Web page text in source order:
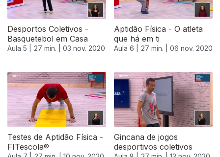
Desportos Coletivos -
Basquetebol em Casa
Aula 5 | 27 min. | 03 nov. 2020
Aptidão Física - O atleta
que há em ti
Aula 6 | 27 min. | 06 nov. 2020
Testes de Aptidão Física -
FITescola®
Gincana de jogos
desportivos coletivos